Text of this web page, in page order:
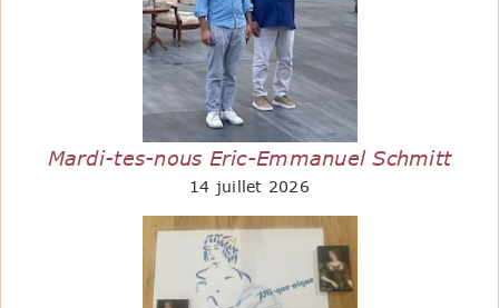
Mardi-tes-nous Eric-Emmanuel Schmitt
14 juillet 2026